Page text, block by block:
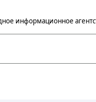
информационное